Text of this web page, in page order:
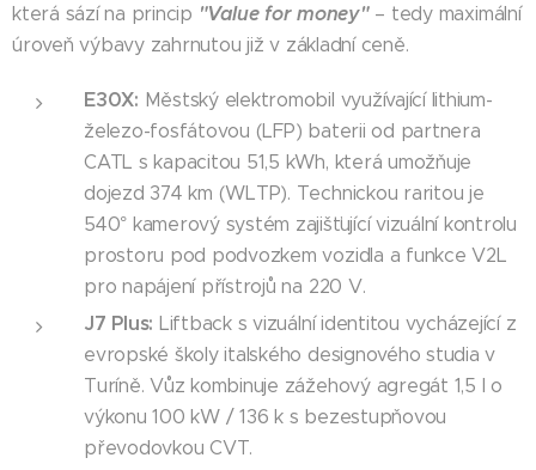
která sází na princip "Value for money"– tedy maximální
úroveň výbavy zahrnutou již v základní ceně.
E30X: Městský elektromobil využívající lithium-
železo-fosfátovou (LFP) baterii od partnera
CATL s kapacitou 51,5 kWh, která umožňuje
dojezd 374 km (WLTP). Technickou raritou je
540° kamerový systém zajišťující vizuální kontrolu
prostoru pod podvozkem vozidla a funkce V2L
pro napájení přístrojů na 220 V.
J7 Plus: Liftback s vizuální identitou vycházející z
evropské školy italského designového studia v
Turíně. Vůz kombinuje zážehový agregát 1,5 l o
výkonu 100 kW / 136 k s bezestupňovou
převodovkou CVT.